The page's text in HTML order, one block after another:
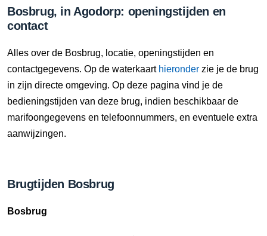
Bosbrug, in Agodorp: openingstijden en
contact
Alles over de Bosbrug, locatie, openingstijden en
contactgegevens. Op de waterkaart hieronder zie je de brug
in zijn directe omgeving. Op deze pagina vind je de
bedieningstijden van deze brug, indien beschikbaar de
marifoongegevens en telefoonnummers, en eventuele extra
aanwijzingen.
Brugtijden Bosbrug
Bosbrug